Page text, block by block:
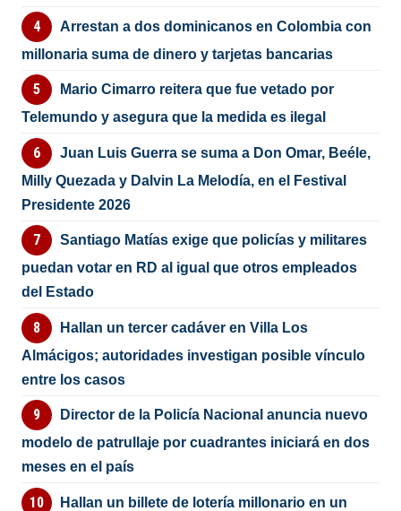
Arrestan a dos dominicanos en Colombia con
millonaria suma de dinero y tarjetas bancarias
Mario Cimarro reitera que fue vetado por
Telemundo y asegura que la medida es ilegal
Juan Luis Guerra se suma a Don Omar, Beéle,
Milly Quezada y Dalvin La Melodía, en el Festival
Presidente 2026
Santiago Matías exige que policías y militares
puedan votar en RD al igual que otros empleados
del Estado
Hallan un tercer cadáver en Villa Los
Almácigos; autoridades investigan posible vínculo
entre los casos
Director de la Policía Nacional anuncia nuevo
modelo de patrullaje por cuadrantes iniciará en dos
meses en el país
Hallan un billete de lotería millonario en un